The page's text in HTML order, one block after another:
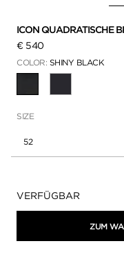
ICON QUADRATISCHE
€ 540
COLOR: SHINY BLACK
SIZE
52
Verfügbarkeit:
VERFÜGBAR
ZUM